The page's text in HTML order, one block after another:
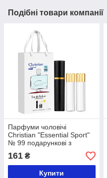
Подібні товари компанії
Парфуми чоловічі
Christian "Essential Sport"
№ 99 подарункові з
атомайзером 3 х 12 мл
161 ₴
Купити